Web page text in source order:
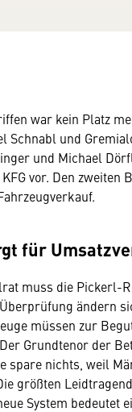
war kein Platz
Schnabl und
und Michael
vor. Den
für
muss die Pickerl-
ändern
müssen zur
Grundtenor der
spare nichts, weil
größten
System bedeutet